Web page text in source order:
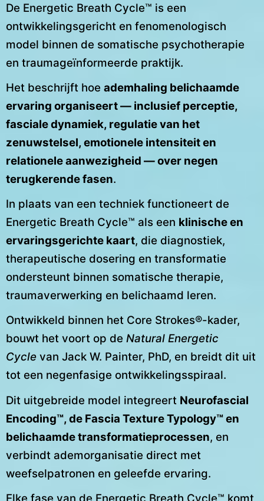
De Energetic Breath Cycle™ is een
ontwikkelingsgericht en fenomenologisch
model binnen de somatische psychotherapie
en traumageïnformeerde praktijk.
Het beschrijft hoe ademhaling belichaamde
ervaring organiseert — inclusief perceptie,
fasciale dynamiek, regulatie van het
zenuwstelsel, emotionele intensiteit en
relationele aanwezigheid — over negen
terugkerende fasen.
In plaats van een techniek functioneert de
Energetic Breath Cycle™ als een klinische en
ervaringsgerichte kaart, die diagnostiek,
therapeutische dosering en transformatie
ondersteunt binnen somatische therapie,
traumaverwerking en belichaamd leren.
Ontwikkeld binnen het Core Strokes®-kader,
bouwt het voort op de Natural Energetic
Cycle van Jack W. Painter, PhD, en breidt dit uit
tot een negenfasige ontwikkelingsspiraal.
Dit uitgebreide model integreert Neurofascial
Encoding™, de Fascia Texture Typology™ en
belichaamde transformatieprocessen, en
verbindt ademorganisatie direct met
weefselpatronen en geleefde ervaring.
Elke fase van de Energetic Breath Cycle™ komt